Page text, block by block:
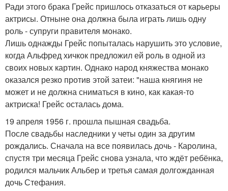
Ради этого брака Грейс пришлось отказаться от карьеры
актрисы. Отныне она должна была играть лишь одну
роль - супруги правителя монако.
Лишь однажды Грейс попыталась нарушить это условие,
когда Альфред хичкок предложил ей роль в одной из
своих новых картин. Однако народ княжества монако
оказался резко против этой затеи: "наша княгиня не
может и не должна сниматься в кино, как какая-то
актриска! Грейс осталась дома.
19 апреля 1956 г. прошла пышная свадьба.
После свадьбы наследники у четы один за другим
рождались. Сначала на все появилась дочь - Каролина,
спустя три месяца Грейс снова узнала, что ждёт ребёнка,
родился мальчик Альбер и третья самая долгожданная
дочь Стефания.